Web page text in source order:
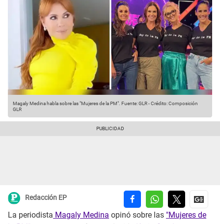
Magaly Medina habla sobre las "Mujeres de la PM". Fuente: GLR-Crédito: Composición
GLR
Redacción EP
La periodista Magaly Medina opinó sobre las "Mujeres de